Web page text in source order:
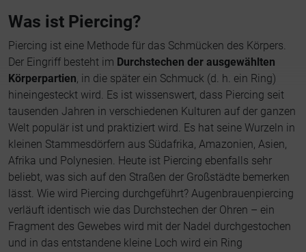
Was ist Piercing?
Piercing ist eine Methode für das Schmücken des Körpers.
Der Eingriff besteht im Durchstechen der ausgewählten
Körperpartien, in die später ein Schmuck (d. h. ein Ring)
hineingesteckt wird. Es ist wissenswert, dass Piercing seit
tausenden Jahren in verschiedenen Kulturen auf der ganzen
Welt populär ist und praktiziert wird. Es hat seine Wurzeln in
kleinen Stammesdörfern aus Südafrika, Amazonien, Asien,
Afrika und Polynesien. Heute ist Piercing ebenfalls sehr
beliebt, was sich auf den Straßen der Großstädte bemerken
lässt. Wie wird Piercing durchgeführt? Augenbrauenpiercing
verläuft identisch wie das Durchstechen der Ohren – ein
Fragment des Gewebes wird mit der Nadel durchgestochen
und in das entstandene kleine Loch wird ein Ring